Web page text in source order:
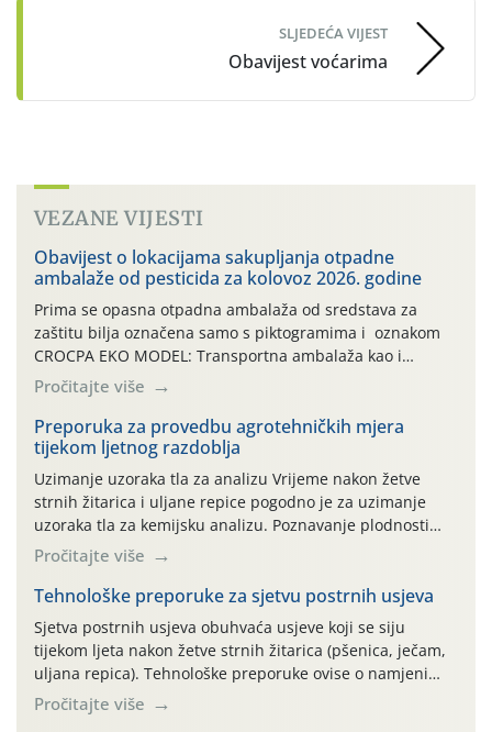
SLJEDEĆA VIJEST
Obavijest voćarima
VEZANE VIJESTI
Obavijest o lokacijama sakupljanja otpadne
ambalaže od pesticida za kolovoz 2026. godine
Prima se opasna otpadna ambalaža od sredstava za
zaštitu bilja označena samo s piktogramima i oznakom
CROCPA EKO MODEL: Transportna ambalaža kao i
ambalaža drugih proizvoda koji nisu sredstva za zaštitu
bilja (npr. ambalaža od mineralnih gnojiva,) se ne
prihvaća. Korisnicima je osiguran besplatni povrat
prazne ambalaže isključivo ovih tvrtki: AGROCHEM-MAKS,
AGRONOM, ALBAUGH TKI* (PINUS […]
Pročitajte više
Preporuka za provedbu agrotehničkih mjera
tijekom ljetnog razdoblja
Uzimanje uzoraka tla za analizu Vrijeme nakon žetve
strnih žitarica i uljane repice pogodno je za uzimanje
uzoraka tla za kemijsku analizu. Poznavanje plodnosti
parcele temelj je za pravilnu gnojidbu. Samo
izbalansiranom i pravodobnom gnojidbom možemo
osigurati dobre prinose zadovoljavajuće kvalitete. Zbog
nepoznavanja opskrbljenosti tla i njegove reakcije često
se u praksi događa da radi […]
Pročitajte više
Tehnološke preporuke za sjetvu postrnih usjeva
Sjetva postrnih usjeva obuhvaća usjeve koji se siju
tijekom ljeta nakon žetve strnih žitarica (pšenica, ječam,
uljana repica). Tehnološke preporuke ovise o namjeni
usjeva, odnosno proizvodi li se krma, zrno, zelena
gnojidba ili služi kao pokrovni usjev. Najvažniji
Pročitajte više